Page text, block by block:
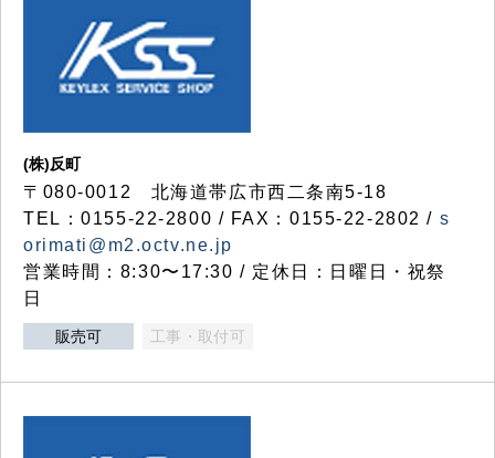
(株)反町
〒080-0012 北海道帯広市西二条南5-18
TEL：0155-22-2800 / FAX：0155-22-2802 / s
orimati@m2.octv.ne.jp
営業時間：8:30〜17:30 / 定休日：日曜日・祝祭
日
販売可 工事・取付可